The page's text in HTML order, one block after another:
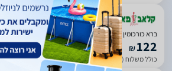
4.67
(
601
)
ברא כורכומין מובייל BARA
₪122
כולל משלוח (17 ₪)